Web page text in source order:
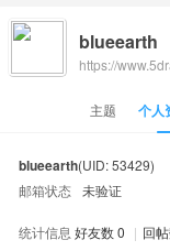
blueearth
https://
主题 个人
blueearth(UID: 53429)
邮箱状态 未验证
统计信息 好友数 0 | 回